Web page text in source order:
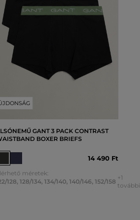
GANT 3 PACK CONTRAST
BOXER BRIEFS
14 490 Ft
méretek:
128, 128/134, 134/140, 140/146, 152/158
+1
további